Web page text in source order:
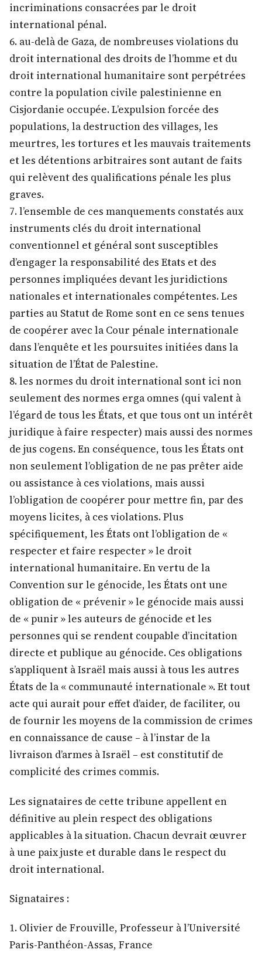
incriminations consacrées par le droit
international pénal.
6. au-delà de Gaza, de nombreuses violations du
droit international des droits de l’homme et du
droit international humanitaire sont perpétrées
contre la population civile palestinienne en
Cisjordanie occupée. L’expulsion forcée des
populations, la destruction des villages, les
meurtres, les tortures et les mauvais traitements
et les détentions arbitraires sont autant de faits
qui relèvent des qualifications pénale les plus
graves.
7. l’ensemble de ces manquements constatés aux
instruments clés du droit international
conventionnel et général sont susceptibles
d’engager la responsabilité des Etats et des
personnes impliquées devant les juridictions
nationales et internationales compétentes. Les
parties au Statut de Rome sont en ce sens tenues
de coopérer avec la Cour pénale internationale
dans l’enquête et les poursuites initiées dans la
situation de l’État de Palestine.
8. les normes du droit international sont ici non
seulement des normes erga omnes (qui valent à
l’égard de tous les États, et que tous ont un intérêt
juridique à faire respecter) mais aussi des normes
de jus cogens. En conséquence, tous les États ont
non seulement l’obligation de ne pas prêter aide
ou assistance à ces violations, mais aussi
l’obligation de coopérer pour mettre fin, par des
moyens licites, à ces violations. Plus
spécifiquement, les États ont l’obligation de «
respecter et faire respecter » le droit
international humanitaire. En vertu de la
Convention sur le génocide, les États ont une
obligation de « prévenir » le génocide mais aussi
de « punir » les auteurs de génocide et les
personnes qui se rendent coupable d’incitation
directe et publique au génocide. Ces obligations
s’appliquent à Israël mais aussi à tous les autres
États de la « communauté internationale ». Et tout
acte qui aurait pour effet d’aider, de faciliter, ou
de fournir les moyens de la commission de crimes
en connaissance de cause – à l’instar de la
livraison d’armes à Israël – est constitutif de
complicité des crimes commis.
Les signataires de cette tribune appellent en
définitive au plein respect des obligations
applicables à la situation. Chacun devrait œuvrer
à une paix juste et durable dans le respect du
droit international.
Signataires :
1. Olivier de Frouville, Professeur à l’Université
Paris-Panthéon-Assas, France